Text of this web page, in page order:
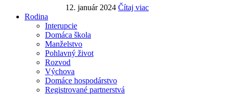
12. január 2024 Čítaj viac
Rodina
Interupcie
Domáca škola
Manželstvo
Pohlavný život
Rozvod
Výchova
Domáce hospodárstvo
Registrované partnerstvá